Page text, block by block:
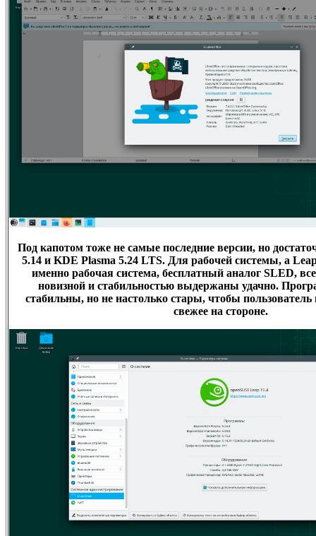
Под капотом тоже не самые последние версии, но
5.14 и KDE Plasma 5.24 LTS. Для рабочей системы, а
именно рабочая система, бесплатный аналог SLED,
новизной и стабильностью выдержаны удачно.
стабильны, но не настолько стары, чтобы пользователь
свежее на стороне.